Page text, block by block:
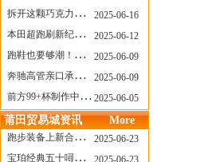
拆开这颗巧克力，居然是皮卡丘？
2025-06-16
本田超跑刷新纪录了！700万元成交价
2025-06-12
跑鞋也要够潮！昂跑 x Slam Jam 联名即将发售
2025-06-09
奔驰高管亲口承认：电动G级，完全失败了！
2025-06-09
前方99+杯制作中！「爷爷不泡茶」苹果狗、桃桃喵，今夏顶流潮饮！
2025-06-05
莆田贸易城资讯 More
跑步装备上新合集，最近有什么可以关注的呢？
2025-06-23
宝珀经典五十噚家族再添新员 适配所有腕围的38mm小表径腕表亮相
2025-06-23